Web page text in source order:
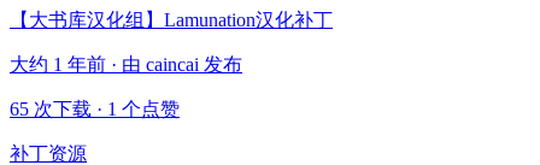
【大书库汉化组】Lamunation汉化补丁
大约 1 年前 · 由 caincai 发布
65 次下载 · 1 个点赞
补丁资源